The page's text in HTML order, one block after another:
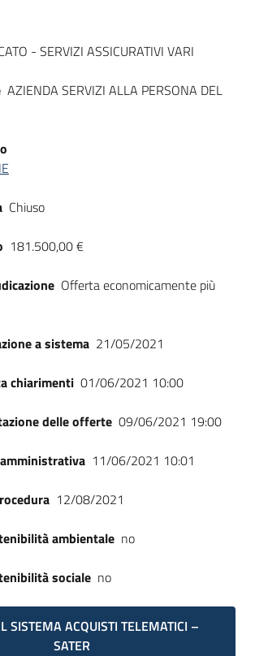
- SERVIZI ASSICURATIVI VARI
AZIENDA SERVIZI ALLA PERSONA DEL
Chiuso
181.500,00 €
Offerta economicamente più
a sistema 21/05/2021
chiarimenti 01/06/2021 10:00
delle offerte 09/06/2021 19:00
11/06/2021 10:01
12/08/2021
ambientale no
sociale no
SISTEMA ACQUISTI TELEMATICI –
SATER